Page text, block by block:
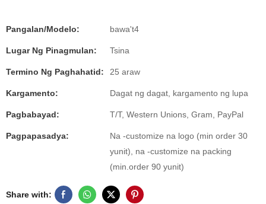
Pangalan/Modelo: bawa't4
Lugar Ng Pinagmulan: Tsina
Termino Ng Paghahatid: 25 araw
Kargamento: Dagat ng dagat, kargamento ng lupa
Pagbabayad: T/T, Western Unions, Gram, PayPal
Pagpapasadya:
Na -customize na logo (min order 30
yunit), na -customize na packing
(min.order 90 yunit)
Share with: